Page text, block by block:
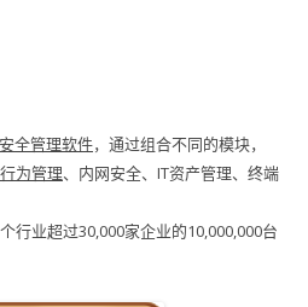
全管理软件，通过组合不同的模块，
为管理、内网安全、IT资产管理、终端
行业超过30,000家企业的10,000,000台